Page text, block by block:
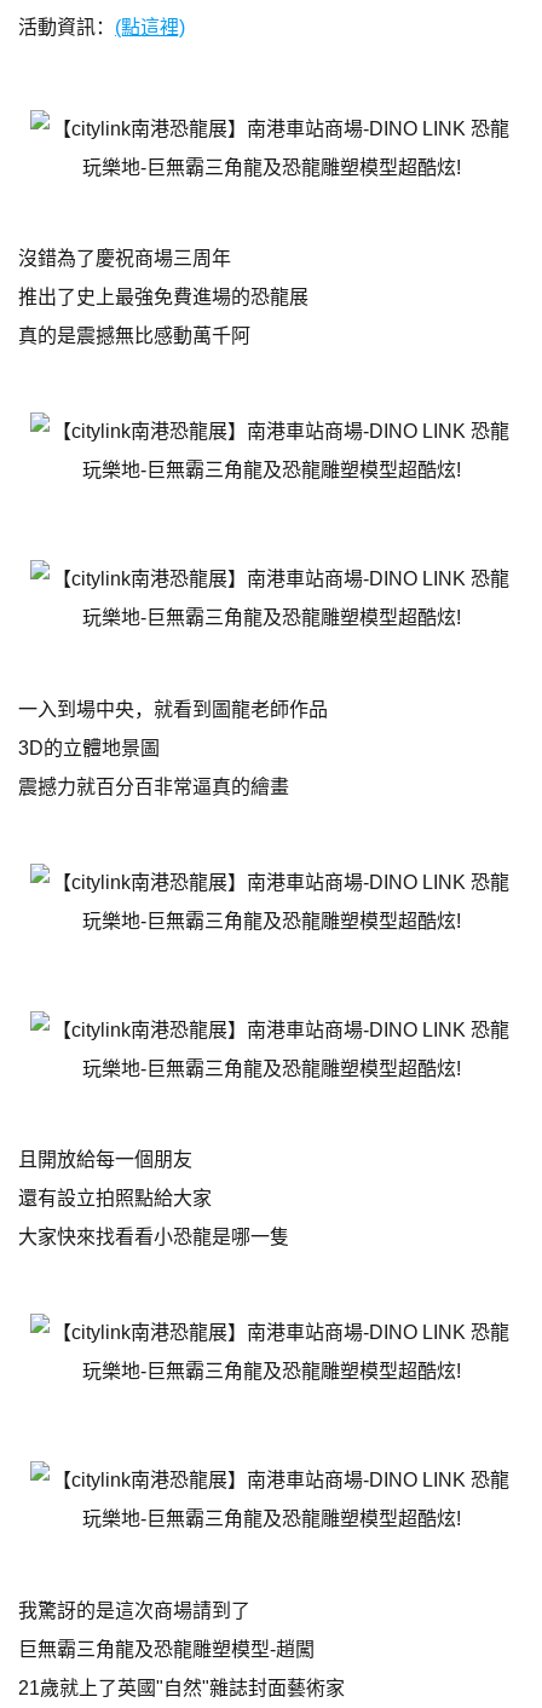
活動資訊： (點這裡)
沒錯為了慶祝商場三周年
推出了史上最強免費進場的恐龍展
真的是震撼無比感動萬千阿
一入到場中央，就看到圖龍老師作品
3D的立體地景圖
震撼力就百分百非常逼真的繪畫
且開放給每一個朋友
還有設立拍照點給大家
大家快來找看看小恐龍是哪一隻
我驚訝的是這次商場請到了
巨無霸三角龍及恐龍雕塑模型-趙闖
21歲就上了英國"自然"雜誌封面藝術家